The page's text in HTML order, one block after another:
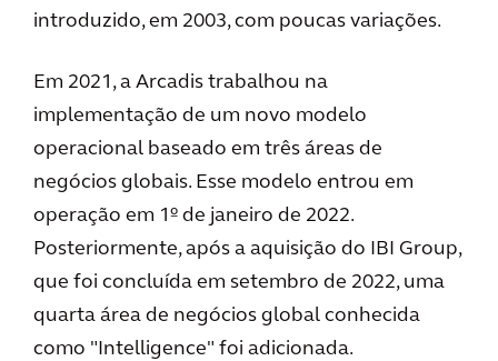
introduzido, em 2003, com poucas variações.
Em 2021, a Arcadis trabalhou na
implementação de um novo modelo
operacional baseado em três áreas de
negócios globais. Esse modelo entrou em
operação em 1º de janeiro de 2022.
Posteriormente, após a aquisição do IBI Group,
que foi concluída em setembro de 2022, uma
quarta área de negócios global conhecida
como "Intelligence" foi adicionada.